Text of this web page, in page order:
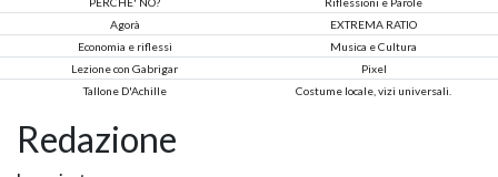
Agorà
EXTREMA RATIO
Economia e riflessi
Musica e Cultura
Lezione con Gabrigar
Pixel
Tallone D'Achille
Costume locale, vizi universali.
Redazione